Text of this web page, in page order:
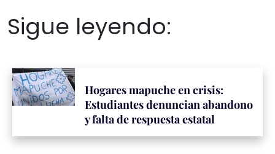
Sigue leyendo:
Hogares mapuche en crisis:
Estudiantes denuncian abandono
y falta de respuesta estatal